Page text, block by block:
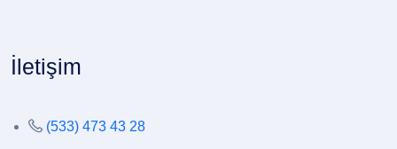
İletişim
(533) 473 43 28